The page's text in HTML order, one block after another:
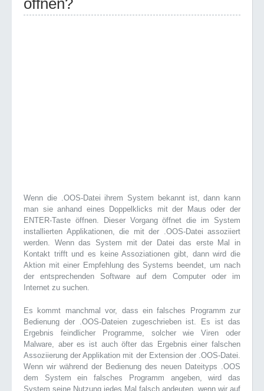
öffnen?
Wenn die .OOS-Datei ihrem System bekannt ist, dann kann
man sie anhand eines Doppelklicks mit der Maus oder der
ENTER-Taste öffnen. Dieser Vorgang öffnet die im System
installierten Applikationen, die mit der .OOS-Datei assoziiert
werden. Wenn das System mit der Datei das erste Mal in
Kontakt trifft und es keine Assoziationen gibt, dann wird die
Aktion mit einer Empfehlung des Systems beendet, um nach
der entsprechenden Software auf dem Computer oder im
Internet zu suchen.
Es kommt manchmal vor, dass ein falsches Programm zur
Bedienung der .OOS-Dateien zugeschrieben ist. Es ist das
Ergebnis feindlicher Programme, solcher wie Viren oder
Malware, aber es ist auch öfter das Ergebnis einer falschen
Assoziierung der Applikation mit der Extension der .OOS-Datei.
Wenn wir während der Bedienung des neuen Dateityps .OOS
dem System ein falsches Programm angeben, wird das
System seine Nutzung jedes Mal falsch andeuten, wenn wir auf